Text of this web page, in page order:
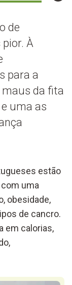
de
À
para a
maus da fita
uma as
estão
uma
obesidade,
de cancro.
em calorias,